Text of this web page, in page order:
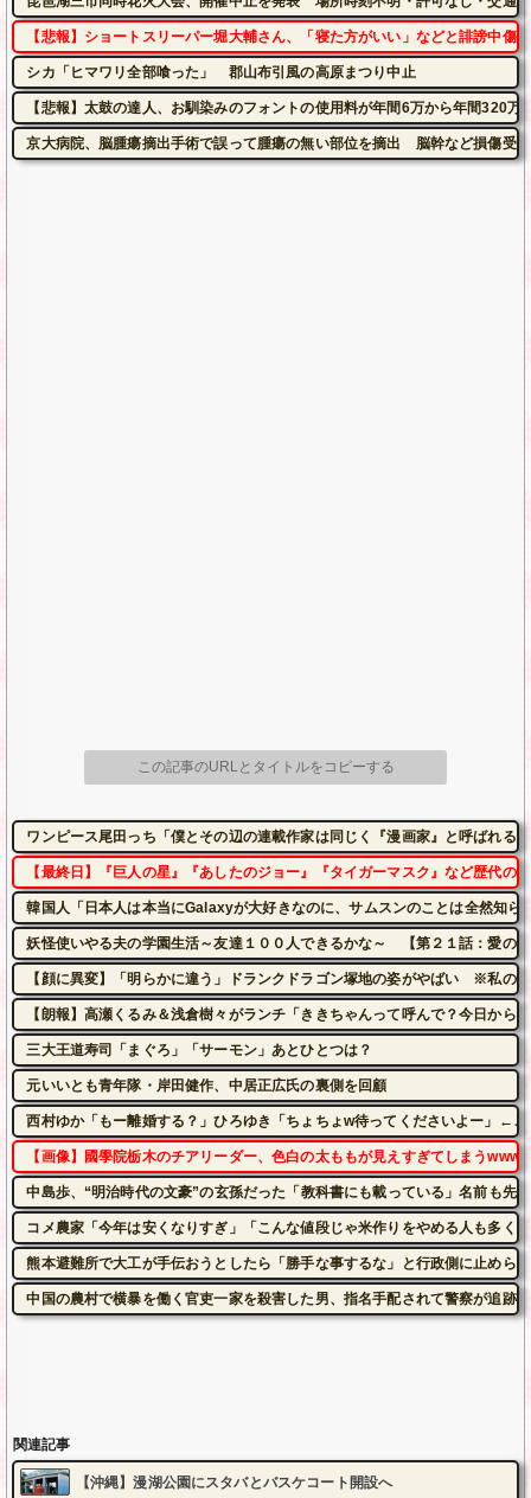
【悲報】ショートスリーパー堀大輔さん、「寝た方がいい」などと誹謗中傷
シカ「ヒマワリ全部喰った」 郡山布引風の高原まつり中止
【悲報】太鼓の達人、お馴染みのフォントの使用料が年間6万から年間320万
京大病院、脳腫瘍摘出手術で誤って腫瘍の無い部位を摘出 脳幹など損傷受
この記事のURLとタイトルをコピーする
ワンピース尾田っち「僕とその辺の連載作家は同じく『漫画家』と呼ばれる
【最終日】『巨人の星』『あしたのジョー』『タイガーマスク』など歴代
韓国人「日本人は本当にGalaxyが大好きなのに、サムスンのことは全然知ら
妖怪使いやる夫の学園生活～友達１００人できるかな～ 【第２１話：愛の
【顔に異変】「明らかに違う」ドランクドラゴン塚地の姿がやばい ※私の
【朗報】高瀬くるみ＆浅倉樹々がランチ「ききちゃんって呼んで？今日から
三大王道寿司「まぐろ」「サーモン」あとひとつは？
元いいとも青年隊・岸田健作、中居正広氏の裏側を回顧
西村ゆか「もー離婚する？」ひろゆき「ちょちょw待ってくださいよー」←こ
【画像】國學院栃木のチアリーダー、色白の太ももが見えすぎてしまうwww
中島歩、“明治時代の文豪”の玄孫だった「教科書にも載っている」名前も先
コメ農家「今年は安くなりすぎ」「こんな値段じゃ米作りをやめる人も多く
熊本避難所で大工が手伝おうとしたら「勝手な事するな」と行政側に止め
中国の農村で横暴を働く官吏一家を殺害した男、指名手配されて警察が追
関連記事
【沖縄】漫湖公園にスタバとバスケコート開設へ